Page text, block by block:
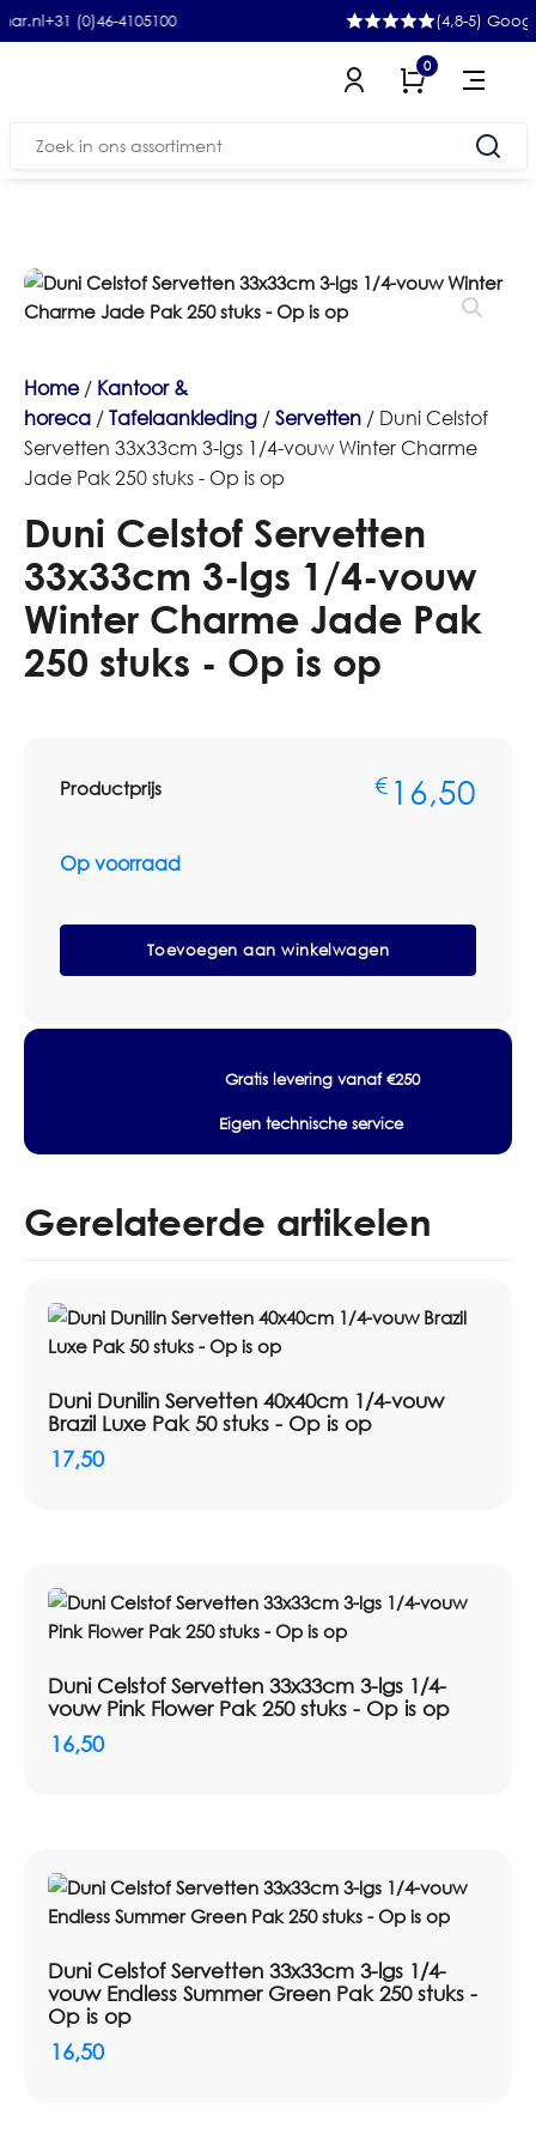
+31 (0)46-4105100 (4,8-5) Google
0
Zoeken
Home/ Kantoor &
horeca /Tafelaankleding /Servetten / Duni Celstof
Servetten 33x33cm 3-lgs 1/4-vouw Winter Charme
Jade Pak 250 stuks - Op is op
Duni Celstof Servetten
33x33cm 3-lgs 1/4-vouw
Winter Charme Jade Pak
250 stuks - Op is op
Productprijs € 16,50
Op voorraad
Duni
Servetten
Jade
stuks
op
aantal
Toevoegen aan winkelwagen
Gratis levering vanaf €250
Eigen technische service
Gerelateerde artikelen
Duni Dunilin Servetten 40x40cm 1/4-vouw
Brazil Luxe Pak 50 stuks - Op is op
17,50
Duni Celstof Servetten 33x33cm 3-lgs 1/4-
vouw Pink Flower Pak 250 stuks - Op is op
16,50
Duni Celstof Servetten 33x33cm 3-lgs 1/4-
vouw Endless Summer Green Pak 250 stuks -
Op is op
16,50